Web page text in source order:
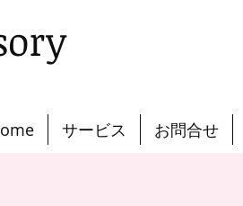
サービス お問合せ